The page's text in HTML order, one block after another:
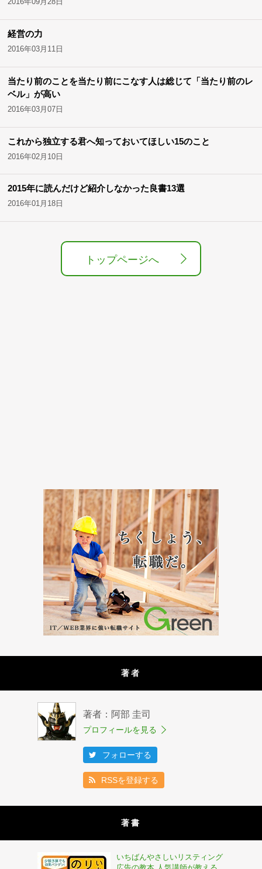
経営の力
2016年03月11日
当たり前のことを当たり前にこなす人は総じて「当たり前のレ
ベル」が高い
2016年03月07日
これから独立する君へ知っておいてほしい15のこと
2016年02月10日
2015年に読んだけど紹介しなかった良書13選
2016年01月18日
トップページへ
著者
著者：阿部 圭司
プロフィールを見る
フォローする
RSSを登録する
著書
いちばんやさしいリスティング